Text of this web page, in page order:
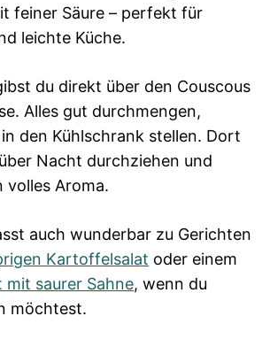
feiner Säure – perfekt für
leichte Küche.
du direkt über den Couscous
Alles gut durchmengen,
den Kühlschrank stellen. Dort
Nacht durchziehen und
volles Aroma.
auch wunderbar zu Gerichten
Kartoffelsalat oder einem
mit saurer Sahne, wenn du
möchtest.